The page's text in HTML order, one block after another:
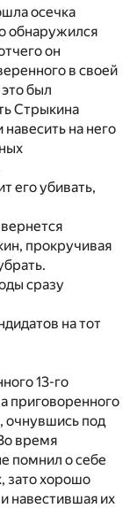
осечка
обнаружился
он
в своей
был
Стрыкина
навесить на него
его убивать,
прокручивая
сразу
на тот
13-го
приговоренного
очнувшись под
время
помнил о себе
зато хорошо
навестившая их